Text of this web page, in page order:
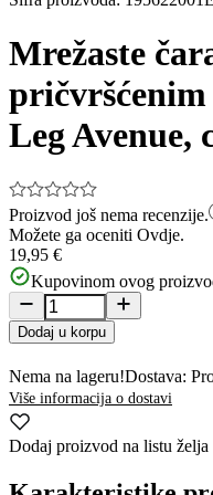
of
Mrežaste
Leg Avenue,
Proizvod još nema recenzije.
Možete ga oceniti Ovdje.
19,95 €
Kupovinom ovog
Dodaj u korpu
Nema na lageru!Dostava:
Više informacija o dostavi
Dodaj proizvod na listu želja